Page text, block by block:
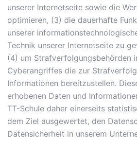
unserer Internetseite sowie die
optimieren, (3) die dauerhafte
unserer
Technik unserer Internetseite zu
(4) um Strafverfolgungsbehörden
Cyberangriffes die zur
Informationen bereitzustellen.
erhobenen Daten und
TT-Schule daher einerseits
dem Ziel ausgewertet, den
Datensicherheit in unserem